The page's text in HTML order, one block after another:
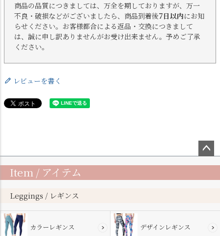
商品の品質につきましては、万全を期しておりますが、万一
不良・破損などがございましたら、商品到着後7日以内にお知
らせください。お客様都合による返品・交換につきまして
は、誠に申し訳ありませんがお受け出来ません。予めご了承
ください。
レビューを書く
ップ
Item / アイテム
Leggings / レギンス
カラーレギンス デザインレギンス